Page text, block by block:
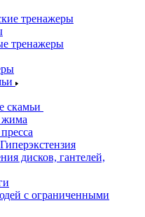
тренажеры
тренажеры
скамьи
жима
дисков, гантелей,
с ограниченными